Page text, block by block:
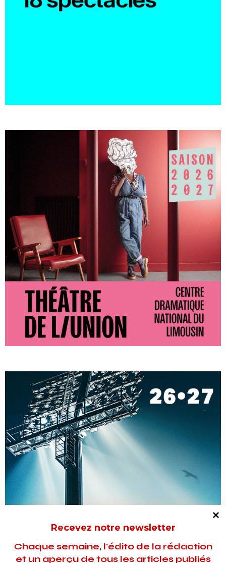
Recevez notre newsletter
Chaque semaine, l'édito de la rédaction
et un aperçu de tous les articles publiés